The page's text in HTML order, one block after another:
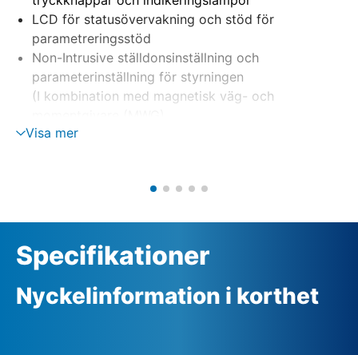
LCD för statusövervakning och stöd för
parametreringsstöd
Non-Intrusive ställdonsinställning och
parameterinställning för styrningen
(I kombination med magnetisk väg- och
Separat montering i vägghållare
Fasövervakning med automatisk faskorrigering
Visa mer
Specifikationer
Nyckelinformation i korthet